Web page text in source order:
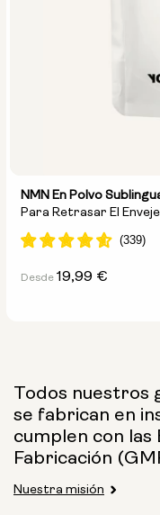
NMN En Polvo
Para Retrasar El
Tamaño de la bolsa:
Precio
Desde 19,99 €
Todos nuestros
se fabrican en
cumplen con las
Fabricación
Nuestra misión